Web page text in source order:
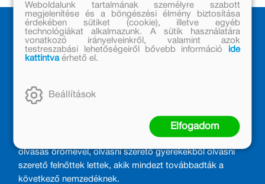
MÓRA KÖNYVKIADÓ – 1950 ÓTA
Kiadónk generációkat ajándékozott és ajándékoz meg az
olvasás örömével, olvasni szerető gyerekekből olvasni
szerető felnőttek lettek, akik mindezt továbbadták a
következő nemzedéknek.
Weboldalunk tartalmának személyre szabott
megjelenítése és a böngészési élmény biztosítása
érdekében sütiket (cookie), illetve egyéb
technológiákat alkalmazunk. A sütik használatára
vonatkozó irányelveinkről, valamint azok
testreszabási lehetőségeiről bővebb információ
ide
kattintvaérhető el.
Beállítások
Elfogadom